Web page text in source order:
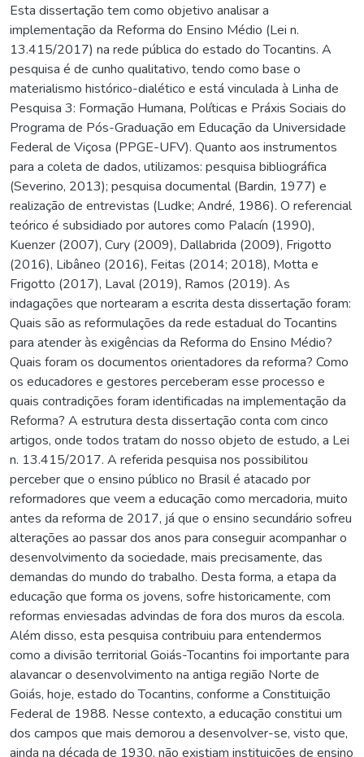
Esta dissertação tem como objetivo analisar a
implementação da Reforma do Ensino Médio (Lei n.
13.415/2017) na rede pública do estado do Tocantins. A
pesquisa é de cunho qualitativo, tendo como base o
materialismo histórico-dialético e está vinculada à Linha de
Pesquisa 3: Formação Humana, Políticas e Práxis Sociais do
Programa de Pós-Graduação em Educação da Universidade
Federal de Viçosa (PPGE-UFV). Quanto aos instrumentos
para a coleta de dados, utilizamos: pesquisa bibliográfica
(Severino, 2013); pesquisa documental (Bardin, 1977) e
realização de entrevistas (Ludke; André, 1986). O referencial
teórico é subsidiado por autores como Palacín (1990),
Kuenzer (2007), Cury (2009), Dallabrida (2009), Frigotto
(2016), Libâneo (2016), Feitas (2014; 2018), Motta e
Frigotto (2017), Laval (2019), Ramos (2019). As
indagações que nortearam a escrita desta dissertação foram:
Quais são as reformulações da rede estadual do Tocantins
para atender às exigências da Reforma do Ensino Médio?
Quais foram os documentos orientadores da reforma? Como
os educadores e gestores perceberam esse processo e
quais contradições foram identificadas na implementação da
Reforma? A estrutura desta dissertação conta com cinco
artigos, onde todos tratam do nosso objeto de estudo, a Lei
n. 13.415/2017. A referida pesquisa nos possibilitou
perceber que o ensino público no Brasil é atacado por
reformadores que veem a educação como mercadoria, muito
antes da reforma de 2017, já que o ensino secundário sofreu
alterações ao passar dos anos para conseguir acompanhar o
desenvolvimento da sociedade, mais precisamente, das
demandas do mundo do trabalho. Desta forma, a etapa da
educação que forma os jovens, sofre historicamente, com
reformas enviesadas advindas de fora dos muros da escola.
Além disso, esta pesquisa contribuiu para entendermos
como a divisão territorial Goiás-Tocantins foi importante para
alavancar o desenvolvimento na antiga região Norte de
Goiás, hoje, estado do Tocantins, conforme a Constituição
Federal de 1988. Nesse contexto, a educação constitui um
dos campos que mais demorou a desenvolver-se, visto que,
ainda na década de 1930, não existiam instituições de ensino